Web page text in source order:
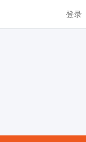
登录